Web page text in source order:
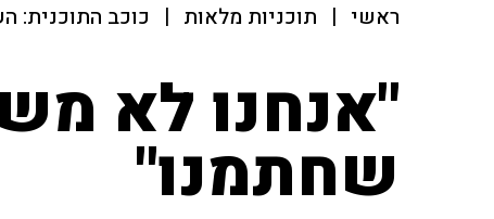
ראשי | תוכניות מלאות | כוכב התוכנית:
"אנחנו לא
שחתמנו"